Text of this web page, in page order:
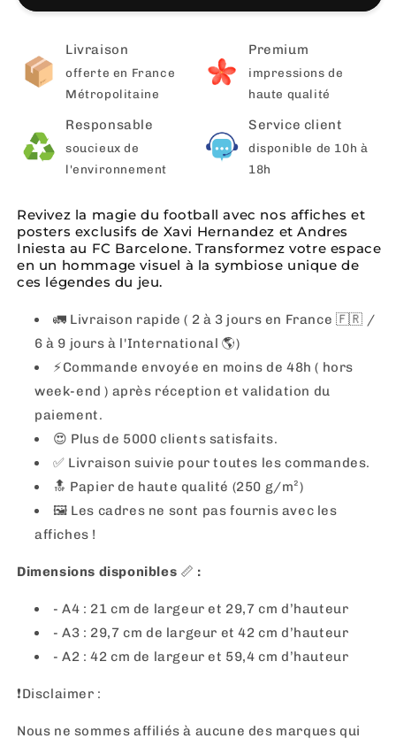
Livraison
offerte en France
Métropolitaine
Premium
impressions de
haute qualité
Responsable
soucieux de
l'environnement
Service client
disponible de 10h à
18h
Revivez la magie du football avec nos affiches et
posters exclusifs de Xavi Hernandez et Andres
Iniesta au FC Barcelone. Transformez votre espace
en un hommage visuel à la symbiose unique de
ces légendes du jeu.
🚛 Livraison rapide ( 2 à 3 jours en France 🇫🇷 /
6 à 9 jours à l'International 🌎)
⚡️Commande envoyée en moins de 48h ( hors
week-end ) après réception et validation du
paiement.
😍 Plus de 5000 clients satisfaits.
✅ Livraison suivie pour toutes les commandes.
🔝 Papier de haute qualité (250 g/m²)
🖼 Les cadres ne sont pas fournis avec les
affiches !
Dimensions disponibles 📏 :
- A4 : 21 cm de largeur et 29,7 cm d’hauteur
- A3 : 29,7 cm de largeur et 42 cm d’hauteur
- A2 : 42 cm de largeur et 59,4 cm d’hauteur
❗️Disclaimer :
Nous ne sommes affiliés à aucune des marques qui